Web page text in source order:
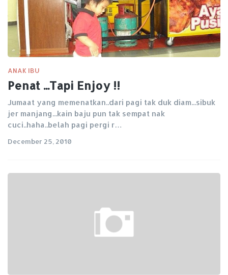
ANAK IBU
Penat ...Tapi Enjoy !!
Jumaat yang memenatkan..dari pagi tak duk diam...sibuk
jer manjang...kain baju pun tak sempat nak
cuci..haha..belah pagi pergi r…
December 25, 2010